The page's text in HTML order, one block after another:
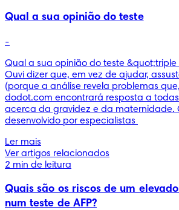
Qual a sua opinião do teste
-
Qual a sua opinião do teste &quot;triple
Ouvi dizer que, em vez de ajudar,
(porque a análise revela problemas
dodot.com encontrará resposta a
acerca da gravidez e da maternidade.
desenvolvido por especialistas
Ler mais
Ver artigos relacionados
2 min de leitura
Quais são os riscos de um
num teste de AFP?